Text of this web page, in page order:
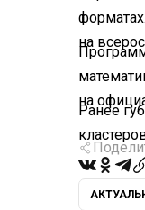
на
на
Ранее